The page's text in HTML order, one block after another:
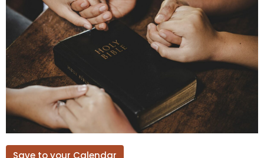
Save to your Calendar